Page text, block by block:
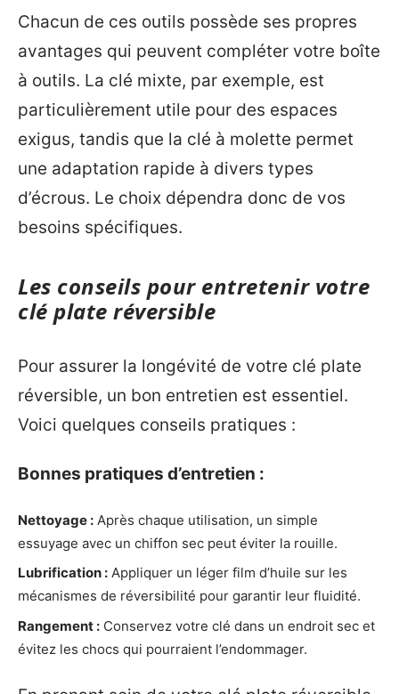
Chacun de ces outils possède ses propres
avantages qui peuvent compléter votre boîte
à outils. La clé mixte, par exemple, est
particulièrement utile pour des espaces
exigus, tandis que la clé à molette permet
une adaptation rapide à divers types
d’écrous. Le choix dépendra donc de vos
besoins spécifiques.
Les conseils pour entretenir votre
clé plate réversible
Pour assurer la longévité de votre clé plate
réversible, un bon entretien est essentiel.
Voici quelques conseils pratiques :
Bonnes pratiques d’entretien :
Nettoyage : Après chaque utilisation, un simple
essuyage avec un chiffon sec peut éviter la rouille.
Lubrification : Appliquer un léger film d’huile sur les
mécanismes de réversibilité pour garantir leur fluidité.
Rangement : Conservez votre clé dans un endroit sec et
évitez les chocs qui pourraient l’endommager.